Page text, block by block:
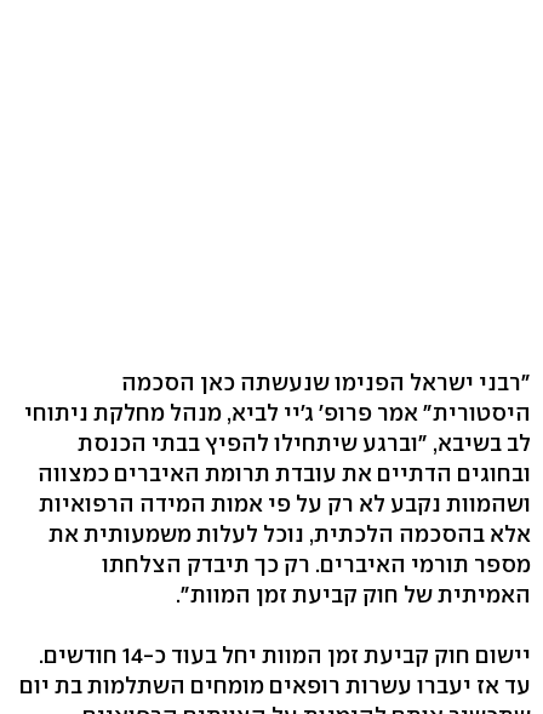
"רבני ישראל הפנימו שנעשתה כאן הסכמה
היסטורית" אמר פרופ' ג'יי לביא, מנהל מחלקת ניתוחי
לב בשיבא, "וברגע שיתחילו להפיץ בבתי הכנסת
ובחוגים הדתיים את עובדת תרומת האיברים כמצווה
ושהמוות נקבע לא רק על פי אמות המידה הרפואיות
אלא בהסכמה הלכתית, נוכל לעלות משמעותית את
מספר תורמי האיברים. רק כך תיבדק הצלחתו
האמיתית של חוק קביעת זמן המוות".
יישום חוק קביעת זמן המוות יחל בעוד כ-14 חודשים.
עד אז יעברו עשרות רופאים מומחים השתלמות בת יום